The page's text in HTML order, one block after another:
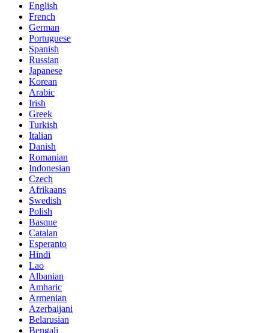
English
French
German
Portuguese
Spanish
Russian
Japanese
Korean
Arabic
Irish
Greek
Turkish
Italian
Danish
Romanian
Indonesian
Czech
Afrikaans
Swedish
Polish
Basque
Catalan
Esperanto
Hindi
Lao
Albanian
Amharic
Armenian
Azerbaijani
Belarusian
Bengali